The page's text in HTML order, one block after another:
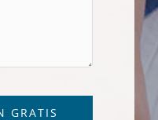
GRATIS